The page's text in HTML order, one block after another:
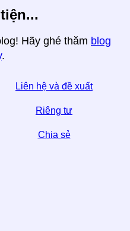
Hãy ghé thăm blog
.
Liên hệ và đề xuất
Riêng tư
Chia sẻ